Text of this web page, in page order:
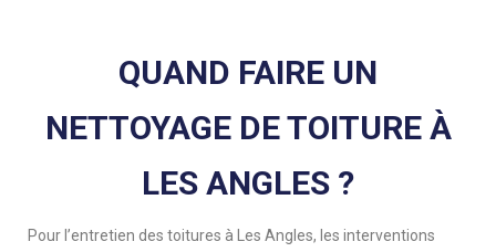
QUAND FAIRE UN
NETTOYAGE DE TOITURE À
LES ANGLES ?
Pour l’entretien des toitures à Les Angles, les interventions